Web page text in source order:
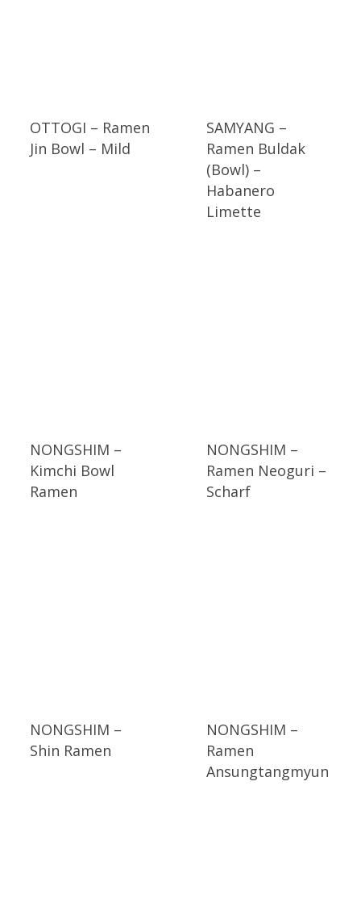
OTTOGI – Ramen
Jin Bowl – Mild
SAMYANG –
Ramen Buldak
(Bowl) –
Habanero
Limette
NONGSHIM –
Kimchi Bowl
Ramen
NONGSHIM –
Ramen Neoguri –
Scharf
NONGSHIM –
Shin Ramen
NONGSHIM –
Ramen
Ansungtangmyun